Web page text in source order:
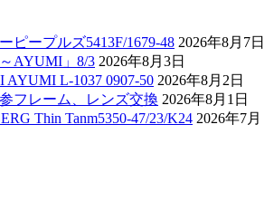
ピープルズ5413F/1679-48 2026年8月7日
AYUMI」8/3 2026年8月3日
L-1037 0907-50 2026年8月2日
フレーム、レンズ交換 2026年8月1日
Thin Tanm5350-47/23/K24 2026年7月